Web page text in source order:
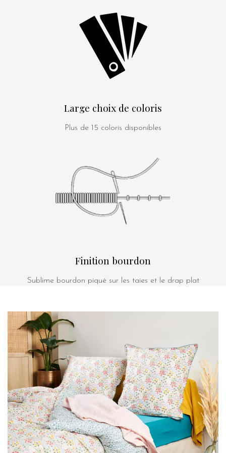
Large choix de coloris
Plus de 15 coloris disponibles
Finition bourdon
Sublime bourdon piqué sur les taies et le drap plat